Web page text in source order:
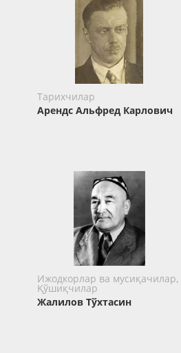
Тарихчилар
Арендс Альфред Карлович
Ижодкорлар ва мусиқачилар,
Қўшиқчилар
Жалилов Тўхтасин